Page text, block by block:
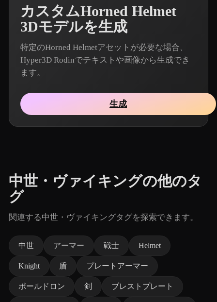
カスタムHorned Helmet
3Dモデルを生成
特定のHorned Helmetアセットが必要な場合、
Hyper3D Rodinでテキストや画像から生成でき
ます。
生成
中世・ヴァイキングの他のタ
グ
関連する中世・ヴァイキングタグを探索できます。
中世 アーマー 戦士 Helmet
Knight 盾 プレートアーマー
ポールドロン 剣 ブレストプレート